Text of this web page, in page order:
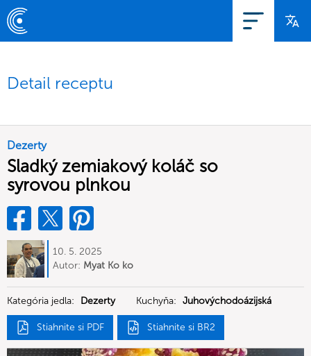
Detail receptu
Dezerty
Sladký zemiakový koláč so
syrovou plnkou
10. 5. 2025
Autor: Myat Ko ko
Kategória jedla: Dezerty Kuchyňa: Juhovýchodoázijská
Stiahnite si PDF Stiahnite si BR2